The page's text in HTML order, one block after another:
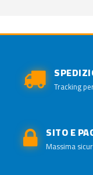
Tracking
SITO E
Massima